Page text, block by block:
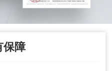
保障